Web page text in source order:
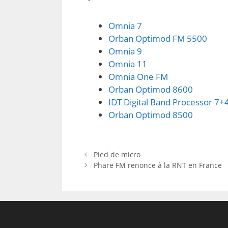
Omnia 7
Orban Optimod FM 5500
Omnia 9
Omnia 11
Omnia One FM
Orban Optimod 8600
IDT Digital Band Processor
Orban Optimod 8500
Pied de micro
Phare FM renonce à la RNT en France